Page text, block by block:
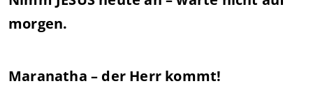
morgen.
Maranatha – der Herr kommt!